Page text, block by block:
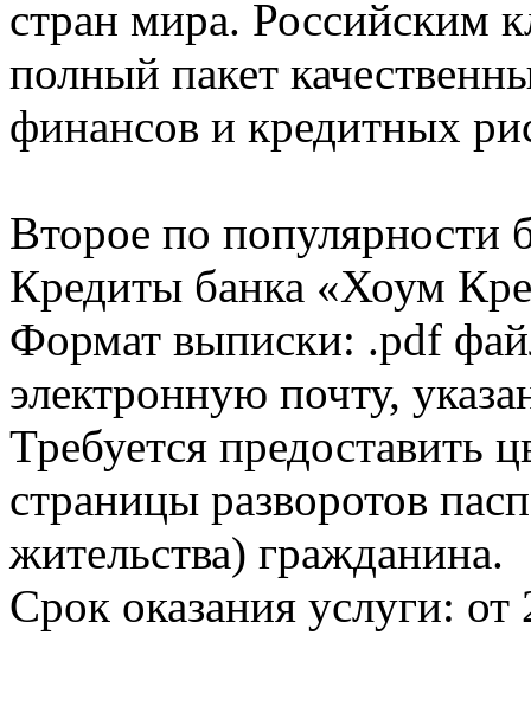
стран мира. Российским
полный пакет
финансов и кредитных
Второе по популярности
Кредиты банка «Хоум
Формат выписки: .pdf
электронную почту,
Требуется предоставить
страницы разворотов
жительства) гражданина.
Срок оказания услуги: от